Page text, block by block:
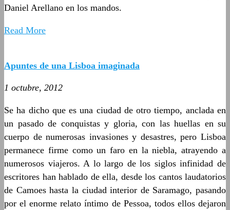
Daniel Arellano en los mandos.
Read More
Apuntes de una Lisboa imaginada
1 octubre, 2012
Se ha dicho que es una ciudad de otro tiempo, anclada en
un pasado de conquistas y gloria, con las huellas en su
cuerpo de numerosas invasiones y desastres, pero Lisboa
permanece firme como un faro en la niebla, atrayendo a
numerosos viajeros. A lo largo de los siglos infinidad de
escritores han hablado de ella, desde los cantos laudatorios
de Camoes hasta la ciudad interior de Saramago, pasando
por el enorme relato íntimo de Pessoa, todos ellos dejaron